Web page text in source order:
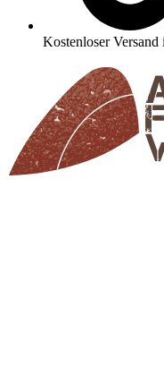
Kostenloser